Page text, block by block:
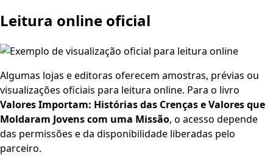
Leitura online oficial
Algumas lojas e editoras oferecem amostras, prévias ou
visualizações oficiais para leitura online. Para o livro
Valores Importam: Histórias das Crenças e Valores que
Moldaram Jovens com uma Missão, o acesso depende
das permissões e da disponibilidade liberadas pelo
parceiro.